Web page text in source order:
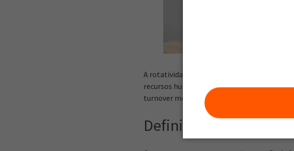
A rotatividade de funcionários, conhecida
recursos humanos em uma empresa.
turnover mensal de forma eficaz.
Definição de Turnover